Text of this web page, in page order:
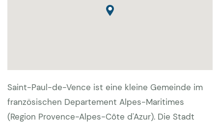
Saint-Paul-de-Vence ist eine kleine Gemeinde im
französischen Departement Alpes-Maritimes
(Region Provence-Alpes-Côte d'Azur). Die Stadt